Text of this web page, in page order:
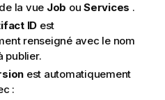
la vue Job ou Services .
ID est
renseigné avec le nom
publier.
est automatiquement
: